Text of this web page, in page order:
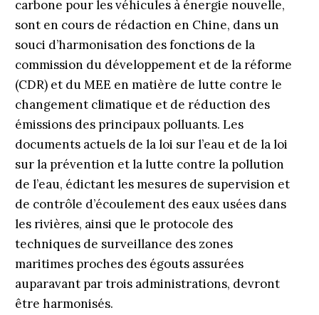
carbone pour les véhicules à énergie nouvelle,
sont en cours de rédaction en Chine, dans un
souci d’harmonisation des fonctions de la
commission du développement et de la réforme
(CDR) et du MEE en matière de lutte contre le
changement climatique et de réduction des
émissions des principaux polluants. Les
documents actuels de la loi sur l’eau et de la loi
sur la prévention et la lutte contre la pollution
de l’eau, édictant les mesures de supervision et
de contrôle d’écoulement des eaux usées dans
les rivières, ainsi que le protocole des
techniques de surveillance des zones
maritimes proches des égouts assurées
auparavant par trois administrations, devront
être harmonisés.